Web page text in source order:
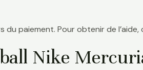
paiement. Pour obtenir de
Nike